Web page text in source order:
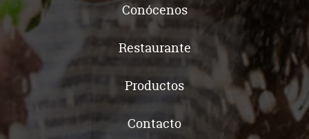
Conócenos
Restaurante
Productos
Contacto